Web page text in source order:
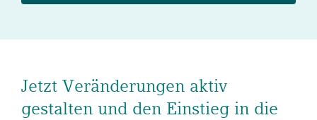
Jetzt Veränderungen aktiv
gestalten und den Einstieg in die